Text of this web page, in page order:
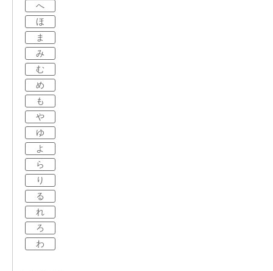
へ
ほ
ま
み
む
め
も
や
ゆ
よ
ら
り
る
れ
ろ
わ